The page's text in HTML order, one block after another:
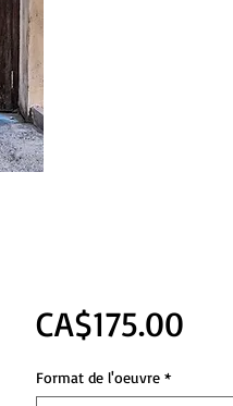
CA$175.00Price
Format de l'oeuvre *